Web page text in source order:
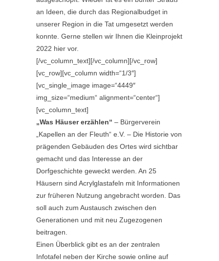
an Ideen, die durch das Regionalbudget in
unserer Region in die Tat umgesetzt werden
konnte. Gerne stellen wir Ihnen die Kleinprojekt
2022 hier vor.
[/vc_column_text][/vc_column][/vc_row]
[vc_row][vc_column width=“1/3″]
[vc_single_image image=“4449″
img_size=“medium“ alignment=“center“]
[vc_column_text]
„Was Häuser erzählen“ – Bürgerverein
„Kapellen an der Fleuth“ e.V. – Die Historie von
prägenden Gebäuden des Ortes wird sichtbar
gemacht und das Interesse an der
Dorfgeschichte geweckt werden. An 25
Häusern sind Acrylglastafeln mit Informationen
zur früheren Nutzung angebracht worden. Das
soll auch zum Austausch zwischen den
Generationen und mit neu Zugezogenen
beitragen.
Einen Überblick gibt es an der zentralen
Infotafel neben der Kirche sowie online auf